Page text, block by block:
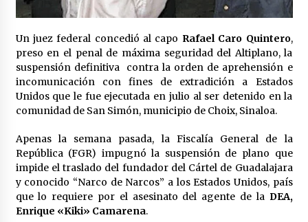
Laura Itzel Castillo será la nueva secretaria de
las Mujeres, anuncia Sheinbaum
2 meses atrás
Sheinbaum descarta reunión entre CNTE y
Segob: «ya dimos nuestras propuestas»
2 meses atrás
Zar antidrogas de EE.UU.: “vamos por los
políticos mexicanos que protegen al narco”
2 meses atrás
Trump anuncia acuerdo con Irán y el fin de
operaciones militares entre ambos países
Un juez federal concedió al capo Rafael Caro Quintero,
preso en el penal de máxima seguridad del Altiplano, la
suspensión definitiva contra la orden de aprehensión e
incomunicación con fines de extradición a Estados
Unidos que le fue ejecutada en julio al ser detenido en la
comunidad de San Simón, municipio de Choix, Sinaloa.
Apenas la semana pasada, la Fiscalía General de la
República (FGR) impugnó la suspensión de plano que
impide el traslado del fundador del Cártel de Guadalajara
y conocido “Narco de Narcos” a los Estados Unidos, país
que lo requiere por el asesinato del agente de la DEA,
Enrique «Kiki» Camarena.